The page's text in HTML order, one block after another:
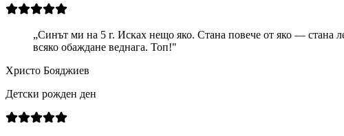
„Синът ми на 5 г. Исках нещо яко. Стана повече от яко — стана
всяко обаждане веднага. Топ!"
Христо Бояджиев
Детски рожден ден